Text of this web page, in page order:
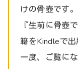
けの骨壺です。
『生前に骨壺
籍をKindleで出
一度、ご覧に